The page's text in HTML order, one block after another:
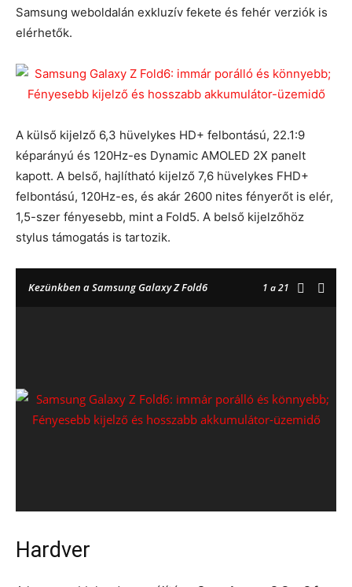
Samsung weboldalán exkluzív fekete és fehér verziók is
elérhetők.
A külső kijelző 6,3 hüvelykes HD+ felbontású, 22.1:9
képarányú és 120Hz-es Dynamic AMOLED 2X panelt
kapott. A belső, hajlítható kijelző 7,6 hüvelykes FHD+
felbontású, 120Hz-es, és akár 2600 nites fényerőt is elér,
1,5-szer fényesebb, mint a Fold5. A belső kijelzőhöz
stylus támogatás is tartozik.
Kezünkben a Samsung Galaxy Z Fold6 1 a 21
Hardver